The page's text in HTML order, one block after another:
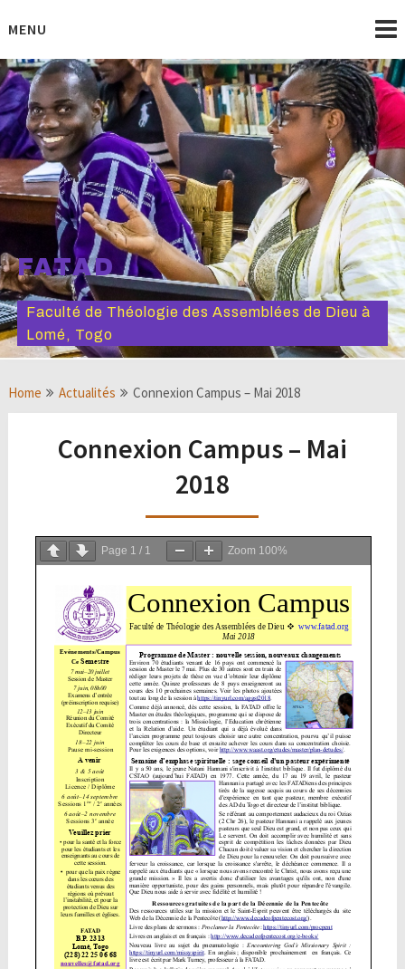
toMENU
FATAD
Faculté de Théologie des Assemblées de Dieu à
Lomé, Togo
Home Actualités Connexion Campus – Mai 2018
Connexion Campus – Mai
2018
Page 1 / 1 Zoom 100%